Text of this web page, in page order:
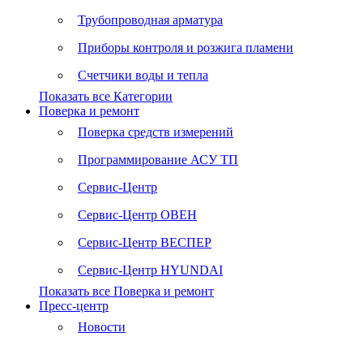
Трубопроводная арматура
Приборы контроля и розжига пламени
Счетчики воды и тепла
Показать все Категории
Поверка и ремонт
Поверка средств измерений
Программирование АСУ ТП
Сервис-Центр
Сервис-Центр ОВЕН
Сервис-Центр ВЕСПЕР
Сервис-Центр HYUNDAI
Показать все Поверка и ремонт
Пресс-центр
Новости